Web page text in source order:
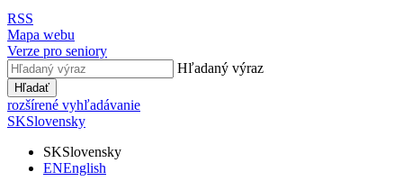
RSS
Mapa webu
Verze pro seniory
Hľadaný výraz
Hľadať
rozšírené vyhľadávanie
SKSlovensky
SKSlovensky
ENEnglish